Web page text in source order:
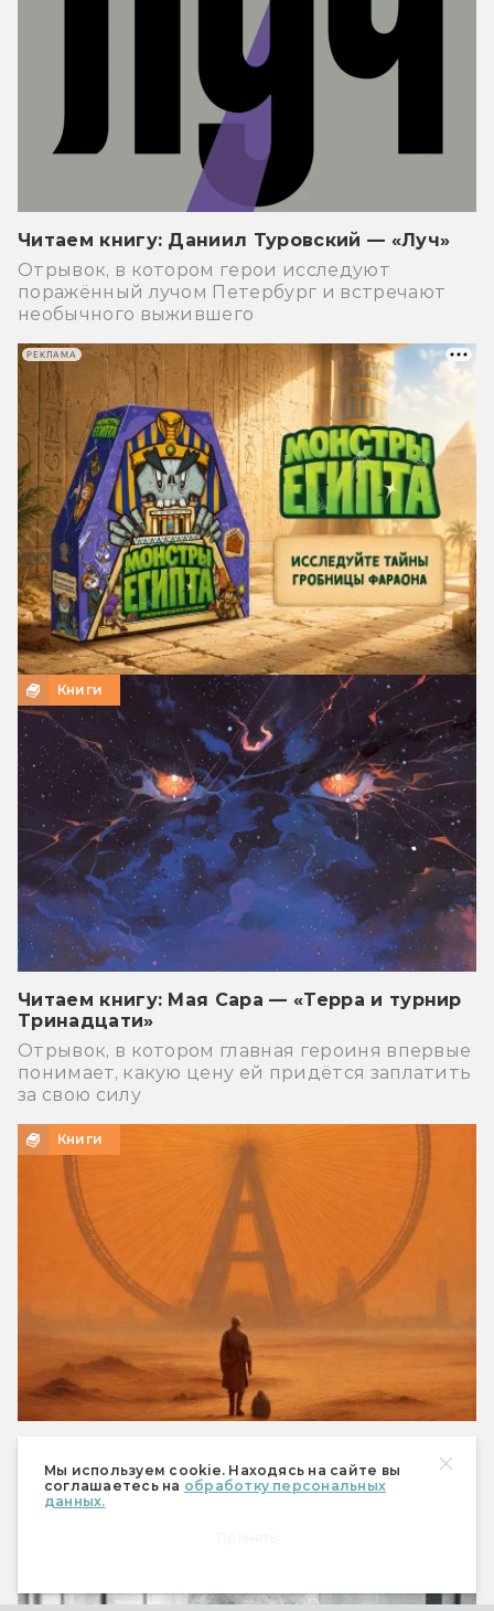
Мы используем cookie. Находясь на сайте вы
соглашаетесь на обработку персональных
данных.
Читаем книгу: Даниил Туровский — «Луч»
Отрывок, в котором герои исследуют
поражённый лучом Петербург и встречают
необычного выжившего
Книги
Читаем книгу: Мая Сара — «Терра и турнир
Тринадцати»
Отрывок, в котором главная героиня впервые
понимает, какую цену ей придётся заплатить
за свою силу
Книги
слепых и одноглазый — изгой…
Антиутопия с сатирой, но без юмора
РЕКЛАМА